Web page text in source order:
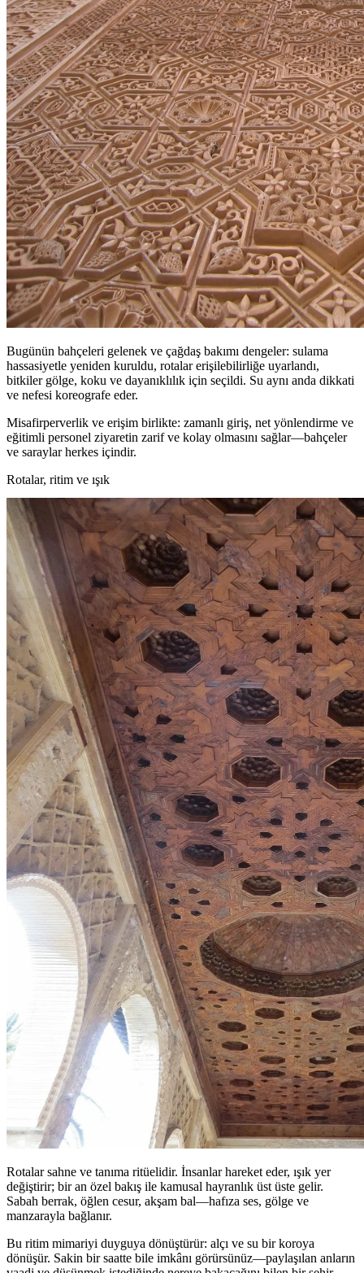
Bugünün bahçeleri gelenek ve çağdaş bakımı dengeler: sulama
hassasiyetle yeniden kuruldu, rotalar erişilebilirliğe uyarlandı,
bitkiler gölge, koku ve dayanıklılık için seçildi. Su aynı anda dikkati
ve nefesi koreografe eder.
Misafirperverlik ve erişim birlikte: zamanlı giriş, net yönlendirme ve
eğitimli personel ziyaretin zarif ve kolay olmasını sağlar—bahçeler
ve saraylar herkes içindir.
Rotalar, ritim ve ışık
Rotalar sahne ve tanıma ritüelidir. İnsanlar hareket eder, ışık yer
değiştirir; bir an özel bakış ile kamusal hayranlık üst üste gelir.
Sabah berrak, öğlen cesur, akşam bal—hafıza ses, gölge ve
manzarayla bağlanır.
Bu ritim mimariyi duyguya dönüştürür: alçı ve su bir koroya
dönüşür. Sakin bir saatte bile imkânı görürsünüz—paylaşılan anların